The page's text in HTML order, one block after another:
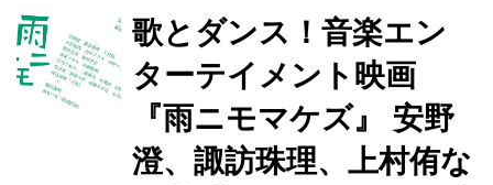
エンターテイメント映画。 今回解禁さ
れた「特報」では、大胆にアレンジさ
れたゴスペル音楽と、ステージ狭しと
歌う人々、そしてキャストに焦点を当
て、映画のわくわく感を伝える映像と
なっている。 若手注目俳優、安野澄・
歌とダンス！音楽エン
ターテイメント映画
『雨ニモマケズ』 安野
澄、諏訪珠理、上村侑な